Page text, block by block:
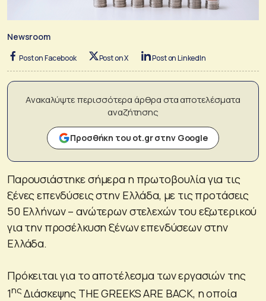
Newsroom
Post on Facebook Post on X Post on LinkedIn
Ανακαλύψτε περισσότερα άρθρα στα αποτελέσματα
αναζήτησης
Προσθήκη του ot.gr στην Google
Παρουσιάστηκε σήμερα η πρωτοβουλία για τις
ξένες επενδύσεις στην Ελλάδα, με τις προτάσεις
50 Ελλήνων – ανώτερων στελεχών του εξωτερικού
για την προσέλκυση ξένων επενδύσεων στην
Ελλάδα.
Πρόκειται για το αποτέλεσμα των εργασιών της
1ηςΔιάσκεψης THE GREEKS ARE BACK, η οποία